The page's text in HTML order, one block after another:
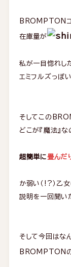
BROMPTONコ
在庫量が
私が一目惚れし
エミフルズっぽ
そしてこの
どこが『魔法』な
超簡単に畳んだ
か弱い（!?）乙女
説明を一回聞い
そして今回はな
BROMPTON